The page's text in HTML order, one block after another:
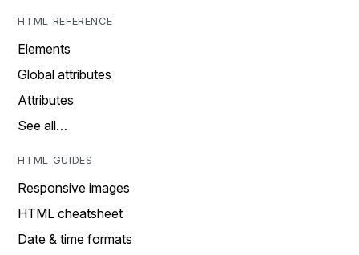
HTML REFERENCE
Elements
Global attributes
Attributes
See all…
HTML GUIDES
Responsive images
HTML cheatsheet
Date & time formats